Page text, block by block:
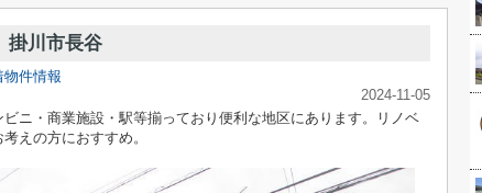
掛川市長谷
物件情報
2024-11-05
ニ・商業施設・駅等揃っており便利な地区にあります。リノベ
えの方におすすめ。